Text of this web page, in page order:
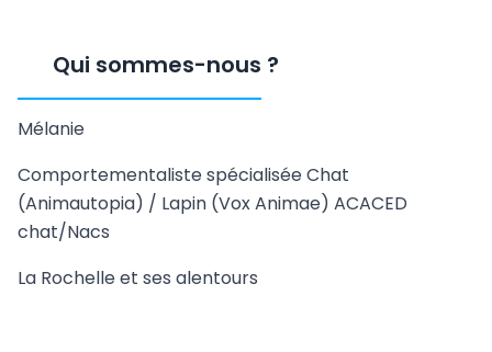
Qui sommes-nous ?
Mélanie
Comportementaliste spécialisée Chat
(Animautopia) / Lapin (Vox Animae) ACACED
chat/Nacs
La Rochelle et ses alentours